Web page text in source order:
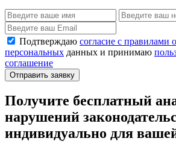
Подтверждаю согласие с правилами
персональных данных и принимаю
соглашение
Отправить заявку
Получите бесплатный
нарушений
индивидуально для